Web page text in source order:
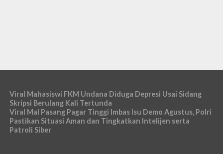
Viral Mahasiswi FKM Undana Diduga Depresi Usai Sidang
Skripsi Berulang Kali Tertunda
Viral Mal Pasang Pagar Tinggi Imbas Isu Demo Agustus, Polri
Pastikan Situasi Aman dan Tingkatkan Intelijen serta
Patroli Siber